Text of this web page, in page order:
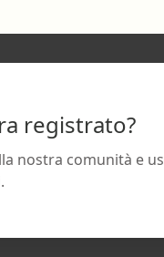
registrato?
nostra comunità e